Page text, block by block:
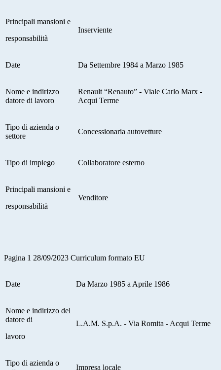
Principali mansioni e
responsabilità
Inserviente
Date Da Settembre 1984 a Marzo 1985
Nome e indirizzo
datore di lavoro
Renault “Renauto” - Viale Carlo Marx -
Acqui Terme
Tipo di azienda o
settore
Concessionaria autovetture
Tipo di impiego Collaboratore esterno
Principali mansioni e
responsabilità
Venditore
Pagina 1 28/09/2023 Curriculum formato EU
Date Da Marzo 1985 a Aprile 1986
Nome e indirizzo del
datore di
lavoro
L.A.M. S.p.A. - Via Romita - Acqui Terme
Tipo di azienda o
Impresa locale